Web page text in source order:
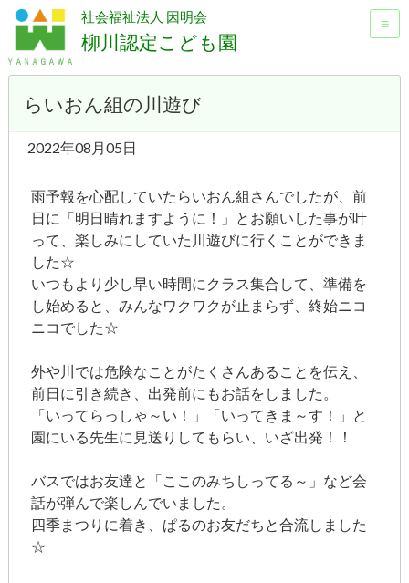
≡
社会福祉法人 因明会
柳川認定こども園
らいおん組の川遊び
2022年08月05日
雨予報を心配していたらいおん組さんでしたが、前
日に「明日晴れますように！」とお願いした事が叶
って、楽しみにしていた川遊びに行くことができま
した☆
いつもより少し早い時間にクラス集合して、準備を
し始めると、みんなワクワクが止まらず、終始ニコ
ニコでした☆
外や川では危険なことがたくさんあることを伝え、
前日に引き続き、出発前にもお話をしました。
「いってらっしゃ～い！」「いってきま～す！」と
園にいる先生に見送りしてもらい、いざ出発！！
バスではお友達と「ここのみちしってる～」など会
話が弾んで楽しんでいました。
四季まつりに着き、ぱるのお友だちと合流しました
☆